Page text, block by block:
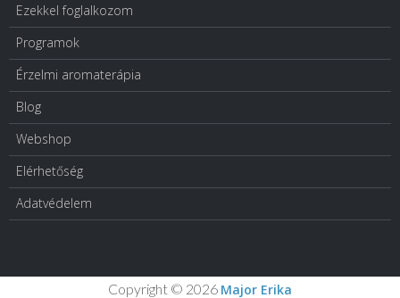
Ezekkel foglalkozom
Programok
Érzelmi aromaterápia
Blog
Webshop
Elérhetőség
Adatvédelem
Copyright © 2026 Major Erika